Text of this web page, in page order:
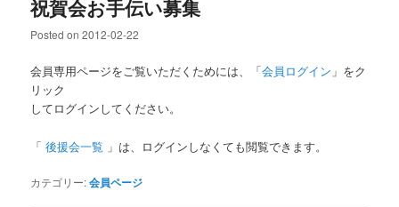
祝賀会お手伝い募集
Posted on2012-02-22
会員専用ページをご覧いただくためには、「会員ログイン 」をク
リック
してログインしてください。
「後援会一覧 」は、ログインしなくても閲覧できます。
カテゴリー:会員ページ